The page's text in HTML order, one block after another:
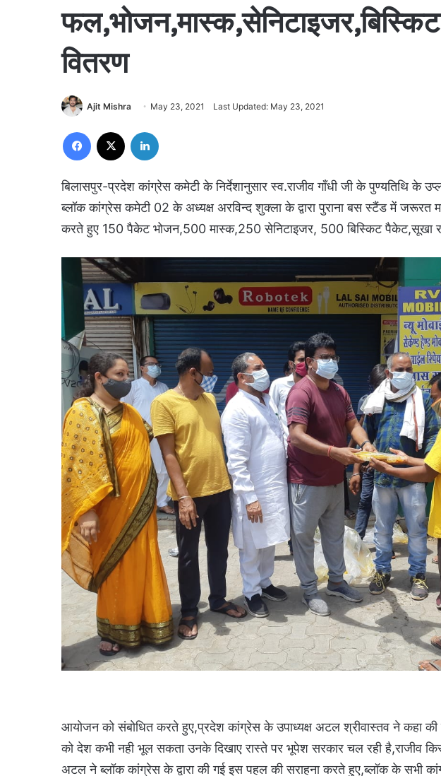
फल,भोजन,मास्क,सेनिटाइजर,बिस्किट
वितरण
Ajit Mishra May 23, 2021 Last Updated: May 23, 2021
Facebook
बिलासपुर-प्रदेश कांग्रेस कमेटी के निर्देशानुसार स्व.राजीव गाँधी जी के पुण्यतिथि के
ब्लॉक कांग्रेस कमेटी 02 के अध्यक्ष अरविन्द शुक्ला के द्वारा पुराना बस स्टैंड में जरूरत
करते हुए 150 पैकेट भोजन,500 मास्क,250 सेनिटाइजर, 500 बिस्किट पैकेट,सूखा
आयोजन को संबोधित करते हुए,प्रदेश कांग्रेस के उपाध्यक्ष अटल श्रीवास्तव ने कहा की
को देश कभी नही भूल सकता उनके दिखाए रास्ते पर भूपेश सरकार चल रही है,राजीव
अटल ने ब्लॉक कांग्रेस के द्वारा की गई इस पहल की सराहना करते हुए,ब्लॉक के सभी